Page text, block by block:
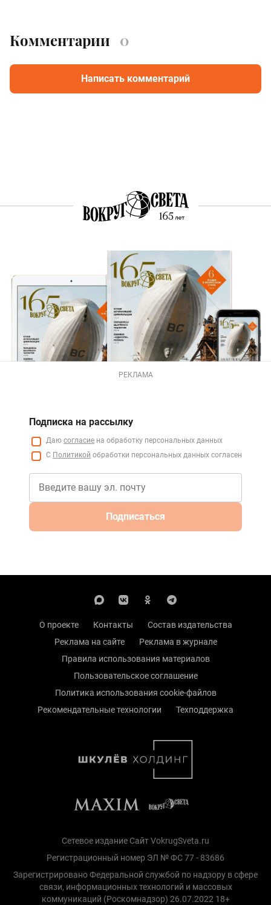
Комментарии 0
Написать комментарий
РЕКЛАМА
Подписка на рассылку
Даю согласие на обработку персональных данных
С Политикой обработки персональных данных согласен
Подписаться
О проекте Контакты
Состав издательства
Реклама на сайте
Реклама в журнале
Правила использования материалов
Пользовательское соглашение
Политика использования cookie-файлов
Рекомендательные технологии
Техподдержка
Сетевое издание Сайт VokrugSveta.ru
Регистрационный номер ЭЛ № ФС 77 - 83686
Зарегистрировано Федеральной службой по надзору в сфере
связи, информационных технологий и массовых
коммуникаций (Роскомнадзор) 26.07.2022 18+